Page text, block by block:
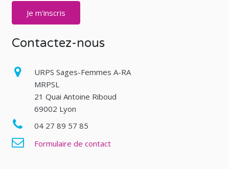
Contactez-nous
URPS Sages-Femmes A-RA
MRPSL
21 Quai Antoine Riboud
69002 Lyon
04 27 89 57 85
Formulaire de contact